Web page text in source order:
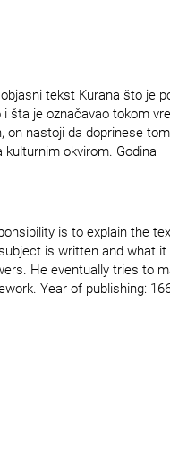
tekst Kurana što je
šta je označavao tokom
on nastoji da doprinese
okvirom. Godina
is to explain the
is written and what
He eventually tries to
Year of publishing: